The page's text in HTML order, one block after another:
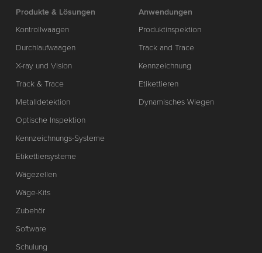
Produkte & Lösungen
Kontrollwaagen
Durchlaufwaagen
X-ray und Vision
Track & Trace
Metalldetektion
Optische Inspektion
Kennzeichnungs-Systeme
Etikettiersysteme
Wägezellen
Wäge-Kits
Zubehör
Software
Schulung
Anwendungen
Produktinspektion
Track and Trace
Kennzeichnung
Etikettieren
Dynamisches Wiegen